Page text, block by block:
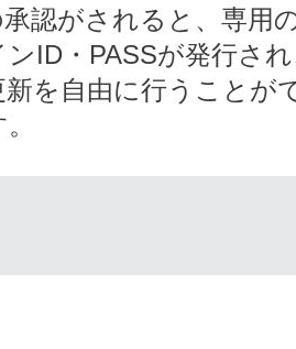
認がされると、専用
ID・PASSが発行さ
を自由に行うことが